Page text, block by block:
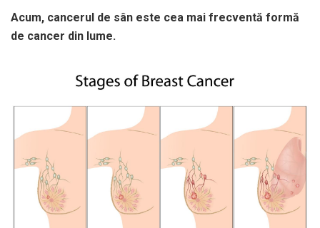
Acum, cancerul de sân este cea mai frecventă formă
de cancer din lume.